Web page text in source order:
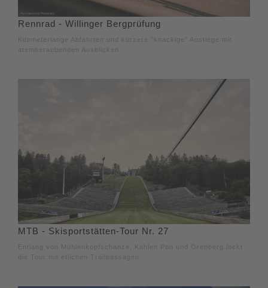
Rennrad - Willinger Bergprüfung
Kilometerlange Abfahrten und kürzere "knackige" Anstiege mit
atemberaubenden Ausblicken
MTB - Skisportstätten-Tour Nr. 27
Entlang von Mühlenkopfschanze, Kahlen Pön und Orenberg lockt
die Tour mit etlichen Trailpassagen